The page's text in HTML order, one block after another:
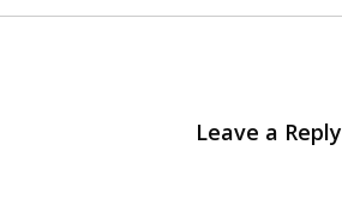
Leave a Reply